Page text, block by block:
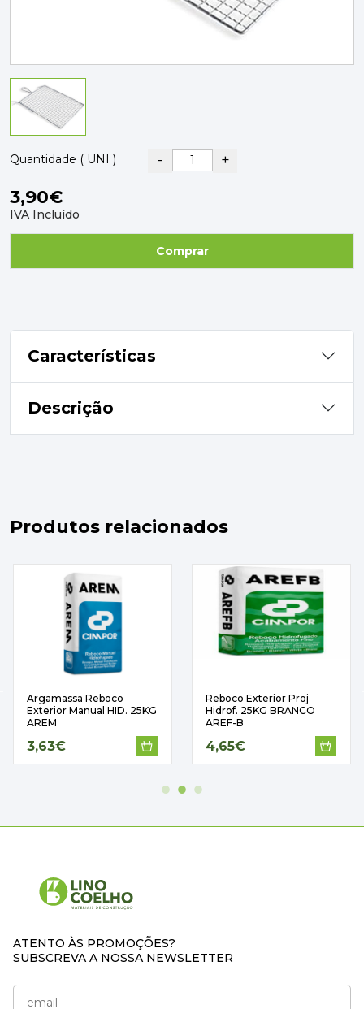
DYRUP
SKIL
Quantidade ( UNI ) - +
3,90€
IVA Incluído
Comprar
Características
Descrição
Produtos relacionados
Argamassa Reboco
Exterior Manual HID. 25KG
AREM
3,63€
Reboco Exterior Proj
Hidrof. 25KG BRANCO
AREF-B
4,65€
ATENTO ÀS PROMOÇÕES?
SUBSCREVA A NOSSA NEWSLETTER